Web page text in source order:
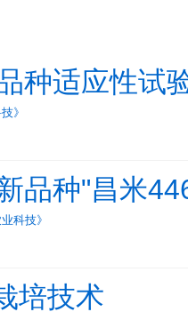
种适应性试
》
品种"昌米
科技》
培技术